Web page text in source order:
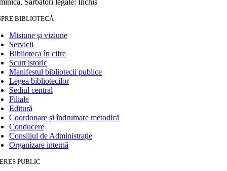
Sărbători legale: Închis
BIBLIOTECĂ
Misiune şi viziune
Servicii
Biblioteca în cifre
Scurt istoric
Manifestul bibliotecii publice
Legea bibliotecilor
Sediul central
Filiale
Editură
Coordonare și îndrumare metodică
Conducere
Consiliul de Administrație
Organizare internă
PUBLIC